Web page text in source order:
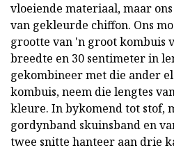
vloeiende materiaal, maar
van gekleurde chiffon. Ons
grootte van 'n groot kombuis
breedte en 30 sentimeter in
gekombineer met die ander
kombuis, neem die lengtes
kleure. In bykomend tot stof,
gordynband skuinsband en
twee snitte hanteer aan drie